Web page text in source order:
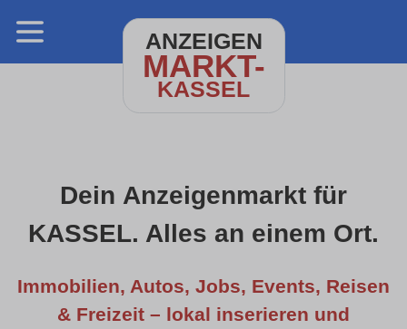
ANZEIGEN
MARKT-
KASSEL
Dein Anzeigenmarkt für
KASSEL. Alles an einem Ort.
Immobilien, Autos, Jobs, Events, Reisen
& Freizeit – lokal inserieren und